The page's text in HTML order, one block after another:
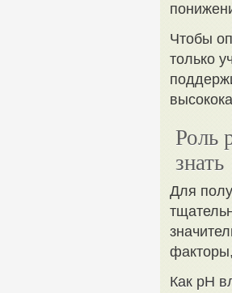
Чтобы
только
Роль
знать
Для
Как pH